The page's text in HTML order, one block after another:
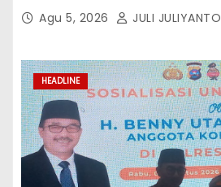
Agu 5, 2026 JULI JULIYANTO
HEADLINE